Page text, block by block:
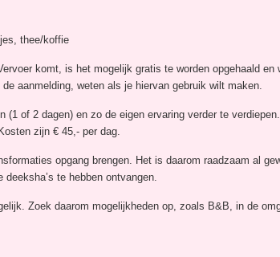
thee/koffie
komt, is het mogelijk gratis te worden opgehaald en
aanmelding, weten als je hiervan gebruik wilt maken.
(1 of 2 dagen) en zo de eigen ervaring verder te
zijn € 45,- per dag.
opgang brengen. Het is daarom raadzaam al
te hebben ontvangen.
Zoek daarom mogelijkheden op, zoals B&B, in de